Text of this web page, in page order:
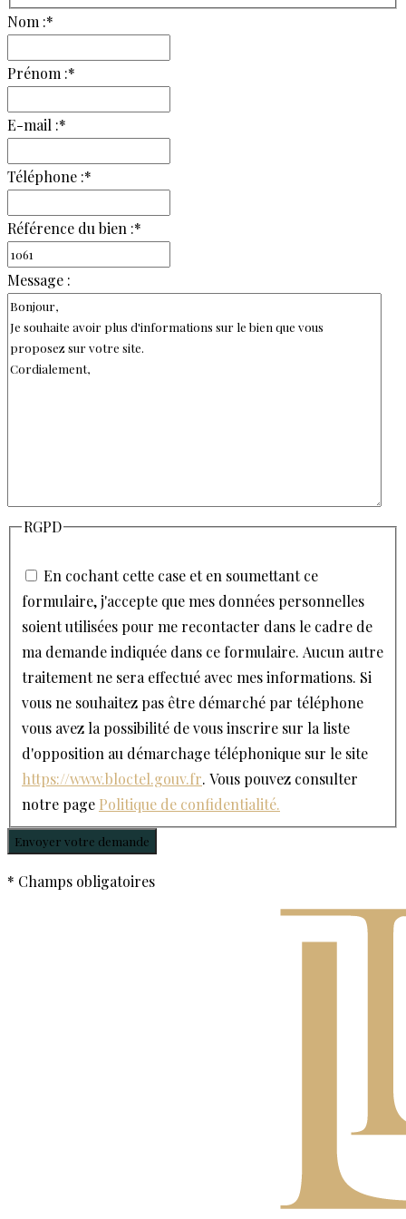
Nom :*
Prénom :*
E-mail :*
Téléphone :*
Référence du bien :*
Message :
RGPD
En cochant cette case et en soumettant ce
formulaire, j'accepte que mes données personnelles
soient utilisées pour me recontacter dans le cadre de
ma demande indiquée dans ce formulaire. Aucun autre
traitement ne sera effectué avec mes informations. Si
vous ne souhaitez pas être démarché par téléphone
vous avez la possibilité de vous inscrire sur la liste
d'opposition au démarchage téléphonique sur le site
https://www.bloctel.gouv.fr. Vous pouvez consulter
notre page Politique de confidentialité.
* Champs obligatoires